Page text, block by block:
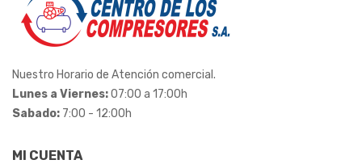
Nuestro Horario de Atención comercial.
Lunes a Viernes:07:00 a 17:00h
Sabado: 7:00 - 12:00h
MI CUENTA